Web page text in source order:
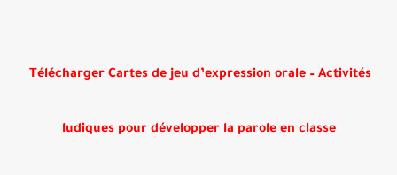
Télécharger Cartes de jeu d’expression orale – Activités
ludiques pour développer la parole en classe